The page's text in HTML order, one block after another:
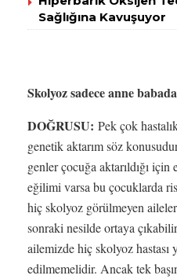
Sağlığına Kavuşuyor
Skolyoz sadece anne
DOĞRUSU: Pek çok
genetik aktarım söz
genler çocuğa aktarıldığı
eğilimi varsa bu çocuklarda
hiç skolyoz görülmeyen
sonraki nesilde ortaya
ailemizde hiç skolyoz
edilmemelidir. Ancak tek